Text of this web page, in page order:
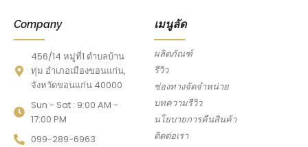
Company
456/14 หมู่ที่1 ตำบลบ้าน
ทุ่ม อำเภอเมืองขอนแก่น,
จังหวัดขอนแก่น 40000
Sun - Sat : 9:00 AM -
17:00 PM
099-289-6963
เมนูลัด
ผลิตภัณฑ์
รีวิว
ช่องทางจัดจำหน่าย
บทความรีวิว
นโยบายการคืนสินค้า
ติดต่อเรา